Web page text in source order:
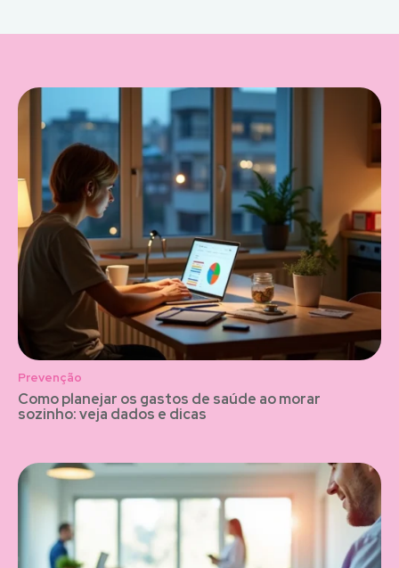
Prevenção
Como planejar os gastos de saúde ao morar
sozinho: veja dados e dicas